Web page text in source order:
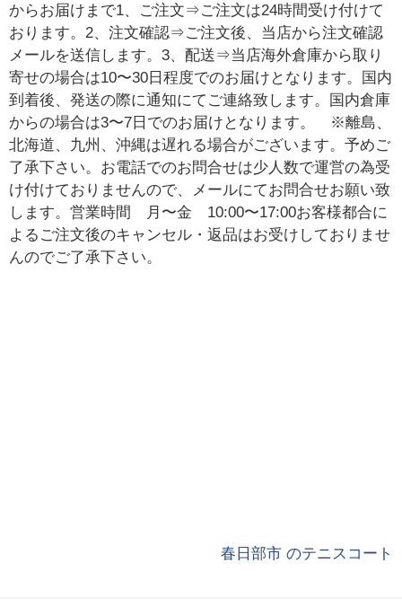
からお届けまで1、ご注文⇒ご注文は24時間受け付けて
おります。2、注文確認⇒ご注文後、当店から注文確認
メールを送信します。3、配送⇒当店海外倉庫から取り
寄せの場合は10〜30日程度でのお届けとなります。国内
到着後、発送の際に通知にてご連絡致します。国内倉庫
からの場合は3〜7日でのお届けとなります。 ※離島、
北海道、九州、沖縄は遅れる場合がございます。予めご
了承下さい。お電話でのお問合せは少人数で運営の為受
け付けておりませんので、メールにてお問合せお願い致
します。営業時間 月〜金 10:00〜17:00お客様都合に
よるご注文後のキャンセル・返品はお受けしておりませ
んのでご了承下さい。
春日部市 のテニスコート